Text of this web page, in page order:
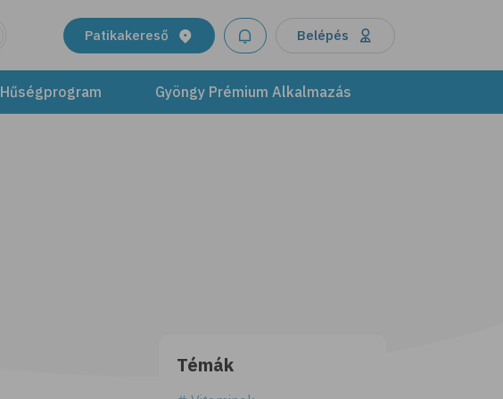
Patikakereső Belépés
Hűségprogram Gyöngy Prémium Alkalmazás
Témák